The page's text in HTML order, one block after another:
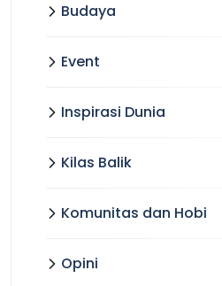
Budaya
Event
Inspirasi Dunia
Kilas Balik
Komunitas dan Hobi
Opini